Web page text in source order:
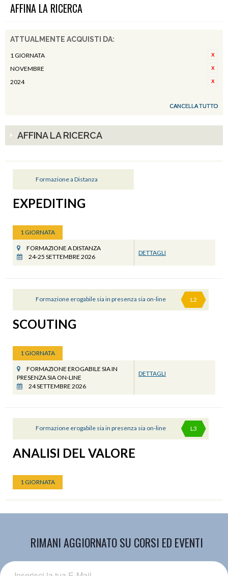
AFFINA LA RICERCA
ATTUALMENTE ACQUISTI DA:
1 GIORNATA
NOVEMBRE
2024
CANCELLA TUTTO
AFFINA LA RICERCA
Formazione a Distanza
EXPEDITING
1 GIORNATA
FORMAZIONE A DISTANZA
24-25 SETTEMBRE 2026
DETTAGLI
Formazione erogabile sia in presenza sia on-line L2
SCOUTING
1 GIORNATA
FORMAZIONE EROGABILE SIA IN
PRESENZA SIA ON-LINE
24 SETTEMBRE 2026
DETTAGLI
Formazione erogabile sia in presenza sia on-line L3
ANALISI DEL VALORE
1 GIORNATA
RIMANI AGGIORNATO SU CORSI ED EVENTI